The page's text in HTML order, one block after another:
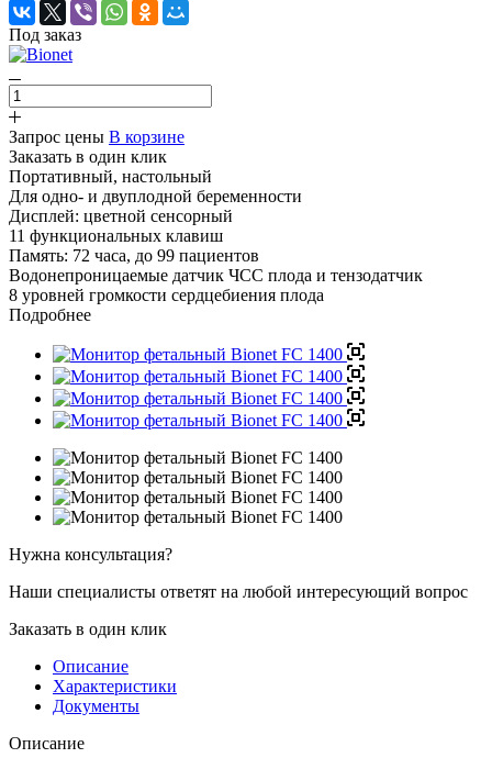
Под заказ
Запрос цены В корзине
Заказать в один клик
Портативный, настольный
Для одно- и двуплодной беременности
Дисплей: цветной сенсорный
11 функциональных клавиш
Память: 72 часа, до 99 пациентов
Водонепроницаемые датчик ЧСС плода и тензодатчик
8 уровней громкости сердцебиения плода
Подробнее
Нужна консультация?
Наши специалисты ответят на любой интересующий вопрос
Заказать в один клик
Описание
Характеристики
Документы
Описание